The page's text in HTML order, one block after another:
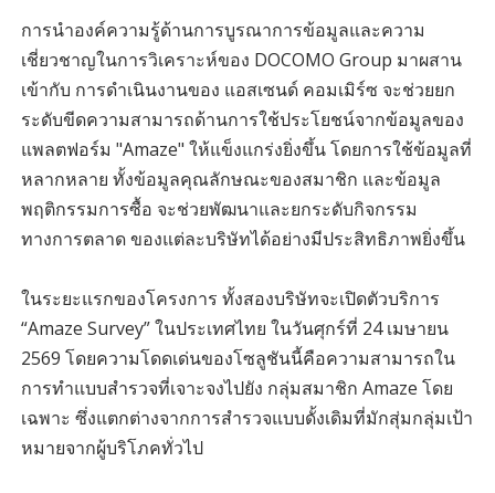
การนำองค์ความรู้ด้านการบูรณาการข้อมูลและความ
เชี่ยวชาญในการวิเคราะห์ของ DOCOMO Group มาผสาน
เข้ากับ การดำเนินงานของ แอสเซนด์ คอมเมิร์ซ จะช่วยยก
ระดับขีดความสามารถด้านการใช้ประโยชน์จากข้อมูลของ
แพลตฟอร์ม "Amaze" ให้แข็งแกร่งยิ่งขึ้น โดยการใช้ข้อมูลที่
หลากหลาย ทั้งข้อมูลคุณลักษณะของสมาชิก และข้อมูล
พฤติกรรมการซื้อ จะช่วยพัฒนาและยกระดับกิจกรรม
ทางการตลาด ของแต่ละบริษัทได้อย่างมีประสิทธิภาพยิ่งขึ้น
ในระยะแรกของโครงการ ทั้งสองบริษัทจะเปิดตัวบริการ
“Amaze Survey” ในประเทศไทย ในวันศุกร์ที่ 24 เมษายน
2569 โดยความโดดเด่นของโซลูชันนี้คือความสามารถใน
การทำแบบสำรวจที่เจาะจงไปยัง กลุ่มสมาชิก Amaze โดย
เฉพาะ ซึ่งแตกต่างจากการสำรวจแบบดั้งเดิมที่มักสุ่มกลุ่มเป้า
หมายจากผู้บริโภคทั่วไป